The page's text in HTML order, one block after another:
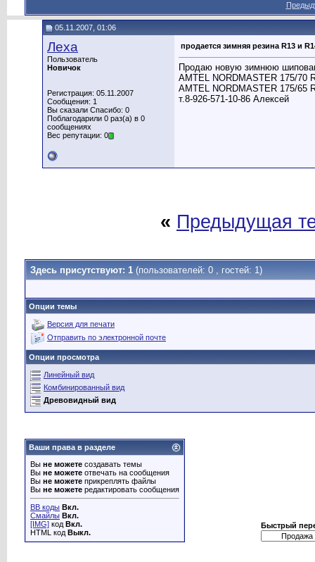
05.11.2007, 01:06
Леха
Пользователь
Новичок
Регистрация: 05.11.2007
Сообщения: 1
Вы сказали Спасибо: 0
Поблагодарили 0 раз(а) в 0
сообщениях
Вес репутации: 0
продается зимняя резина R13 и
Продаю новую зимнюю
AMTEL NORDMASTER 175/70
AMTEL NORDMASTER 175/65
т.8-926-571-10-86 Алексей
« Предыдущая
Здесь присутствуют: 1 (пользователей: 0 , гостей: 1)
Опции темы
Версия для печати
Отправить по электронной почте
Опции просмотра
Линейный вид
Комбинированный вид
Древовидный вид
Ваши права в разделе
Вы не можете создавать темы
Вы не можете отвечать на сообщения
Вы не можете прикреплять файлы
Вы не можете редактировать сообщения
BB коды Вкл.
Смайлы Вкл.
[IMG] код Вкл.
HTML код Выкл.
Быстрый